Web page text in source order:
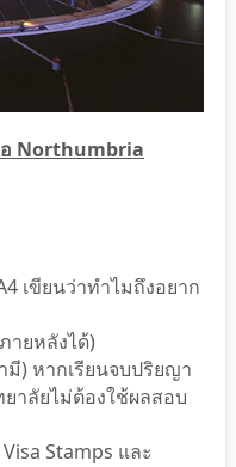
อ Northumbria
เขียนว่าทำไมถึงอยาก
ายหลังได้)
มี) หากเรียนจบปริยญา
าลัยไม่ต้องใช้ผลสอบ
Stamps และ